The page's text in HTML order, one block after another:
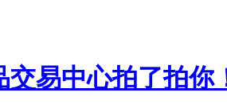
交易中心拍了拍你